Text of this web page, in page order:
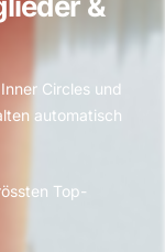
Circles und
automatisch
Top-